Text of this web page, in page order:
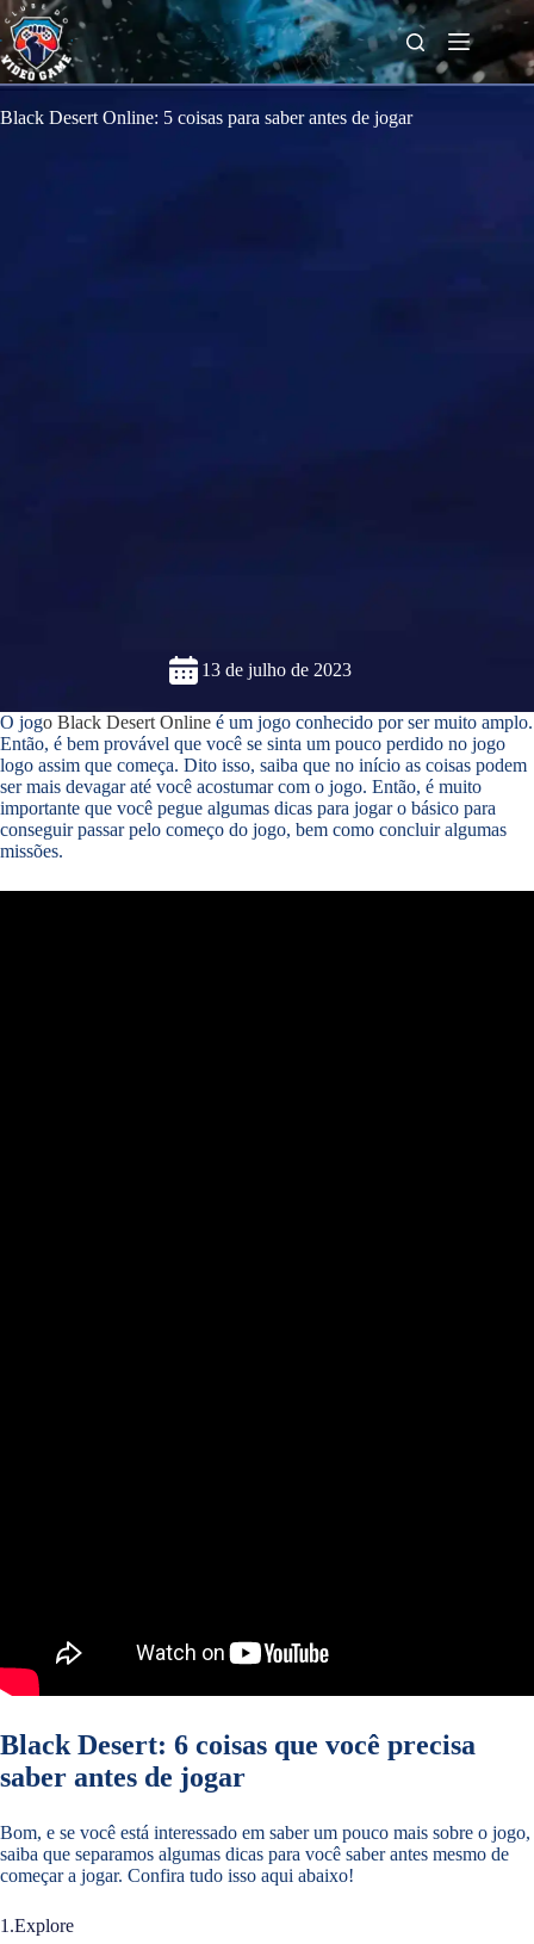
k
i
p
o
Black Desert Online: 5 coisas para saber antes de jogar
13 de julho de 2023
O jogo Black Desert Online é um jogo conhecido por ser muito amplo.
Então, é bem provável que você se sinta um pouco perdido no jogo
logo assim que começa. Dito isso, saiba que no início as coisas podem
ser mais devagar até você acostumar com o jogo. Então, é muito
importante que você pegue algumas dicas para jogar o básico para
conseguir passar pelo começo do jogo, bem como concluir algumas
missões.
Black Desert: 6 coisas que você precisa
saber antes de jogar
Bom, e se você está interessado em saber um pouco mais sobre o jogo,
saiba que separamos algumas dicas para você saber antes mesmo de
começar a jogar. Confira tudo isso aqui abaixo!
1.Explore